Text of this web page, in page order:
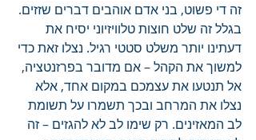
זה די פשוט, בני אדם אוהבים דברים שזזים.
בגלל זה שלט חוצות טלוויזיוני יסיח את
דעתינו יותר משלט סטטי רגיל. נצלו זאת כדי
למשוך את הקהל – אם מדובר בפרזנטציה,
אל תנטעו את עצמכם במקום אחד, אלא
נצלו את המרחב ובכך תשמרו על תשומת
לב המאזינים. רק שימו לב לא להגזים – זה